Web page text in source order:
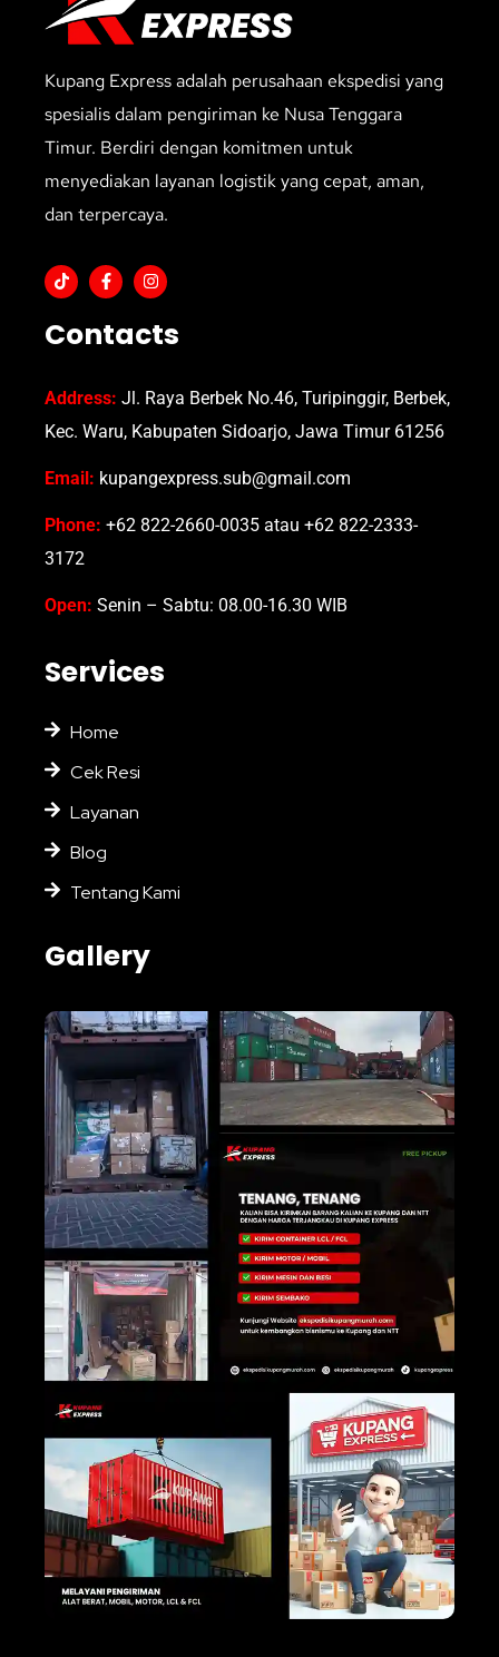
Kupang Express adalah perusahaan ekspedisi yang
spesialis dalam pengiriman ke Nusa Tenggara
Timur. Berdiri dengan komitmen untuk
menyediakan layanan logistik yang cepat, aman,
dan terpercaya.
Contacts
Address: Jl. Raya Berbek No.46, Turipinggir, Berbek,
Kec. Waru, Kabupaten Sidoarjo, Jawa Timur 61256
Email: kupangexpress.sub@gmail.com
Phone: +62 822-2660-0035 atau +62 822-2333-
3172
Open: Senin – Sabtu: 08.00-16.30 WIB
Services
Home
Cek Resi
Layanan
Blog
Tentang Kami
Gallery